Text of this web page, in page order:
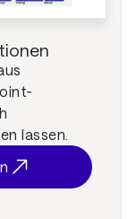
lassen.